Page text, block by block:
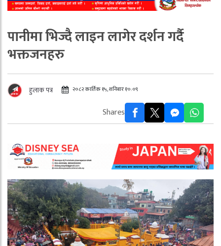
पानीमा भिज्दै लाइन लागेर दर्शन गर्दै
भक्तजनहरु
हुलाक पत्र २०८२ कार्तिक १५, शनिबार १०:०९
Shares